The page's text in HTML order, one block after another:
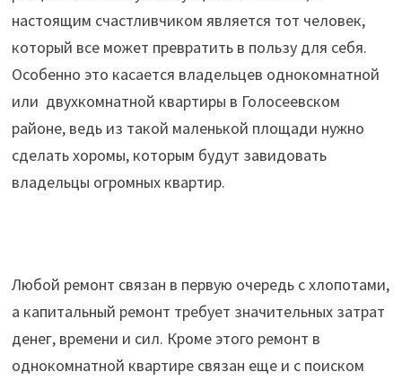
настоящим счастливчиком является тот человек,
который все может превратить в пользу для себя.
Особенно это касается владельцев однокомнатной
или двухкомнатной квартиры в Голосеевском
районе, ведь из такой маленькой площади нужно
сделать хоромы, которым будут завидовать
владельцы огромных квартир.
Любой ремонт связан в первую очередь с хлопотами,
а капитальный ремонт требует значительных затрат
денег, времени и сил. Кроме этого ремонт в
однокомнатной квартире связан еще и с поиском